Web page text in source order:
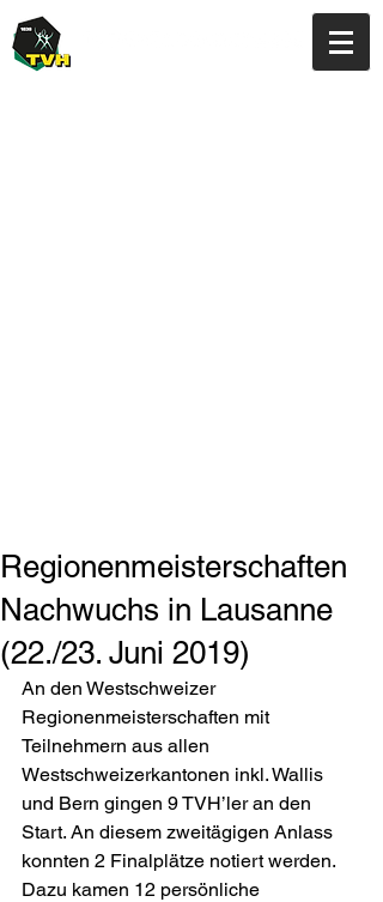
Regionenmeisterschaften
Nachwuchs in Lausanne
(22./23. Juni 2019)
An den Westschweizer
Regionenmeisterschaften mit
Teilnehmern aus allen
Westschweizerkantonen inkl. Wallis
und Bern gingen 9 TVH’ler an den
Start. An diesem zweitägigen Anlass
konnten 2 Finalplätze notiert werden.
Dazu kamen 12 persönliche